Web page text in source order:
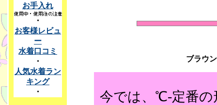
ブラウ
今では、℃-定番の
お手入れ
・
お客様レビュ
ー
水着口コミ
・
人気水着ラン
キング
・